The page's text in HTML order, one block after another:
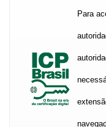
Para